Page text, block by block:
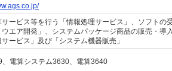
サービス等を行う「情報処理サービス」、ソフトの
ウエア開発」、システムパッケージ商品の販売・導
ービス」及び「システム機器販売」
、電算システム3630、電算3640